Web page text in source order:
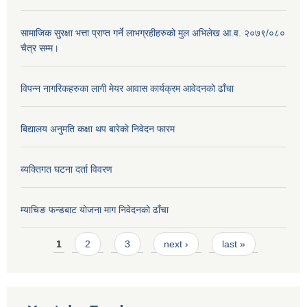
सामाजिक सुरक्षा भत्ता प्राप्त गर्ने लाभग्रहीहरुको मुल अभिलेख आ.व. २०७९/०८०
चैत्र सम्म।
विपन्न नागरिकहरुका लागी मेयर आवास कार्यक्रम आवेदनको ढाँचा
बिद्यालय अनुमति कक्षा थप बारेकाे निवेदन फारम
ब्यक्तिगत घटना दर्ता विवरण
म्याचिङ फन्डबाट याेजना माग निवेदनकाे ढाँचा
Pages
1 2 3 next › last »